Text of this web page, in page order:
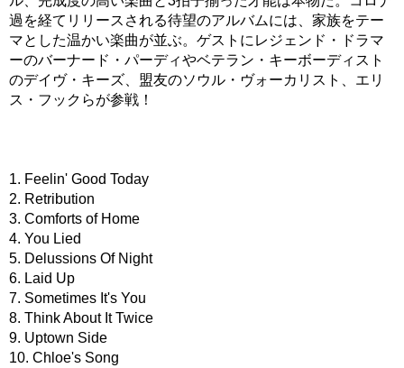
過を経てリリースされる待望のアルバムには、家族をテー
マとした温かい楽曲が並ぶ。ゲストにレジェンド・ドラマ
ーのバーナード・パーディやベテラン・キーボーディスト
のデイヴ・キーズ、盟友のソウル・ヴォーカリスト、エリ
ス・フックらが参戦！
1. Feelin' Good Today
2. Retribution
3. Comforts of Home
4. You Lied
5. Delussions Of Night
6. Laid Up
7. Sometimes It's You
8. Think About It Twice
9. Uptown Side
10. Chloe's Song